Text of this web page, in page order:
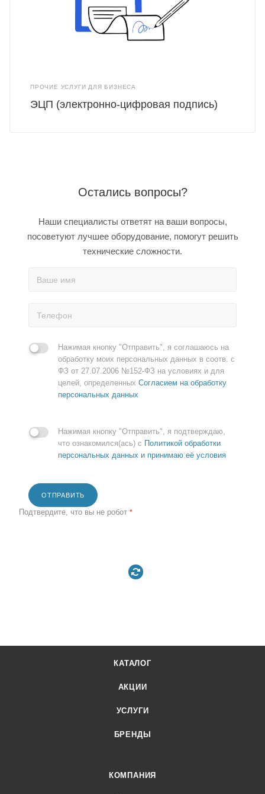
ПРОЧИЕ УСЛУГИ ДЛЯ БИЗНЕСА
ЭЦП (электронно-цифровая подпись)
Остались вопросы?
Наши специалисты ответят на ваши вопросы,
посоветуют лучшее оборудование, помогут решить
технические сложности.
Нажимая кнопку "Отправить", я соглашаюсь на
обработку моих персональных данных в соотв. с
ФЗ от 27.07.2006 №152-ФЗ на условиях и для
целей, определенных Согласием на обработку
персональных данных
Нажимая кнопку "Отправить", я подтверждаю,
что ознакомился(ась) с Политикой обработки
персональных данных и принимаю её условия
ОТПРАВИТЬ
Подтвердите, что вы не робот *
КАТАЛОГ
АКЦИИ
УСЛУГИ
БРЕНДЫ
КОМПАНИЯ